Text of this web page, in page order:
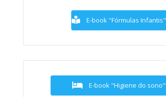
E-book "Fórmulas Infantis"
E-book "Higiene do sono"